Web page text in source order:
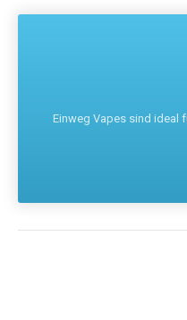
Einweg Vapes sind ideal